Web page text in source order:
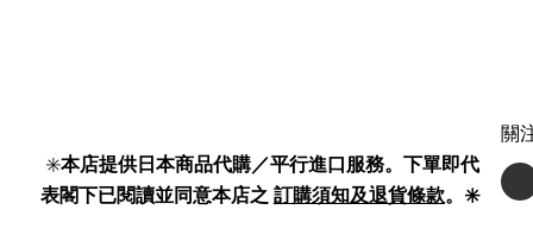
✳️本店提供日本商品代購／平行進口服務。下單即代
表閣下已閱讀並同意本店之 訂購須知及退貨條款。✳️
關